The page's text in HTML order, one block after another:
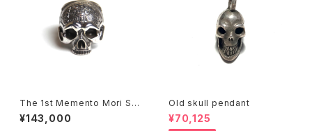
The 1st Memento Mori Sku
ll Ring without mandible
¥143,000
Old skull pendant
¥70,125